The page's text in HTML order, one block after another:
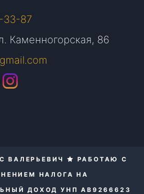
33-87
Каменногорская, 86
ВАЛЕРЬЕВИЧ
РАБОТАЮ С
НАЛОГА НА
ДОХОД УНП AB9266623